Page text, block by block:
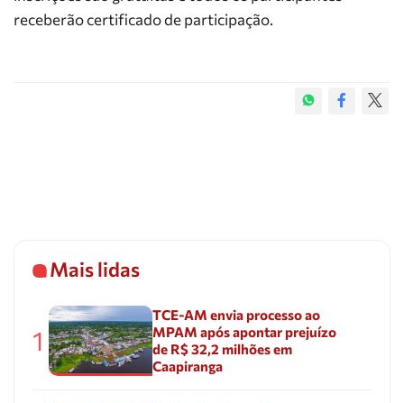
receberão certificado de participação.
Mais lidas
1
TCE-AM envia processo ao
MPAM após apontar prejuízo
de R$ 32,2 milhões em
Caapiranga